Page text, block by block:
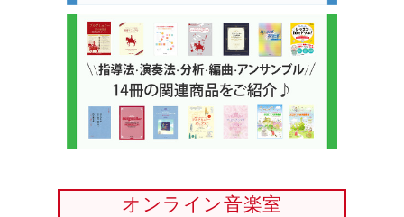
オンライン音楽室